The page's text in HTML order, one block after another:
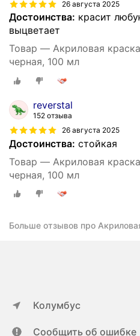
26 августа 2025
Достоинства: красит
выцветает
Товар — Акриловая
черная, 100 мл
reverstal
152 отзыва
26 августа 2025
Достоинства: стойкая
Товар — Акриловая
черная, 100 мл
Больше отзывов про
Колумбус
Сообщить об ошибке